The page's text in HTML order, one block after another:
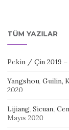
TÜM YAZILAR
Pekin / Çin 2019 –
Yangshou, Guilin,
2020
Lijiang, Sicuan,
Mayıs 2020